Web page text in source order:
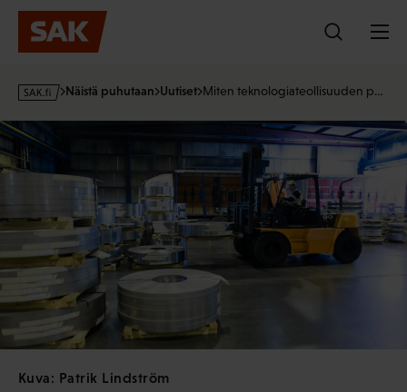
Hyppää
sisältöön
s
k
f
Näistä puhutaan Uutiset Miten teknologiateollisuuden p…
Kuva: Patrik Lindström